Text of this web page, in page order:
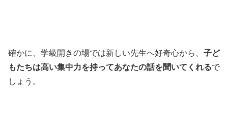
確かに、学級開きの場では新しい先生へ好奇心から、 子ど
もたちは高い集中力を持ってあなたの話を聞いてくれるで
しょう。